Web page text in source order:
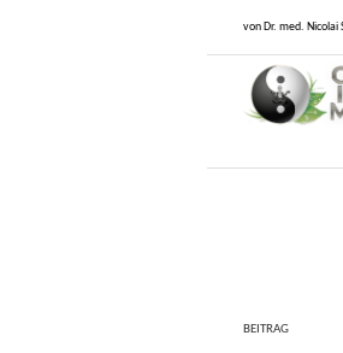
von Dr. med. Nicolai
BEITRAG